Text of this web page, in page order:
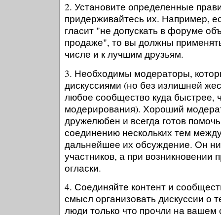
2. Установите определенные
придерживайтесь их. Например,
гласит "не допускать в форуме
продаже", то вы должны
числе и к лучшим друзьям.
3. Необходимы модераторы,
дискуссиями (но без излишней
любое сообщество куда быстрее,
модерирования). Хороший
дружелюбен и всегда готов
соединению нескольких тем
дальнейшее их обсуждение. Он
участников, а при возникновении
огласки.
4. Соединяйте контент и
смысл организовать дискуссии о
люди только что прочли на